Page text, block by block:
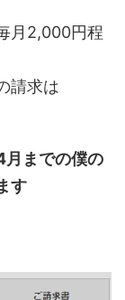
月2,000円程
請求は
までの僕の
す